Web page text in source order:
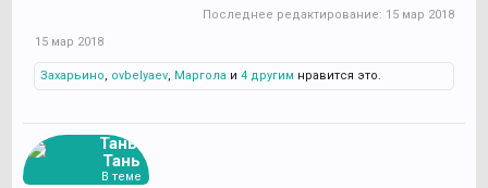
Последнее редактирование: 15 мар 2018
15 мар 2018
Захарьино, ovbelyaev, Маргола и 4 другим нравится это.
Тань-
Тань
В теме